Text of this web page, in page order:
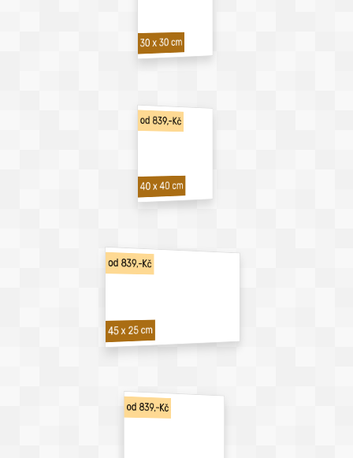
30 x 30 cm
od 839,-Kč
40 x 40 cm
od 839,-Kč
45 x 25 cm
od 839,-Kč